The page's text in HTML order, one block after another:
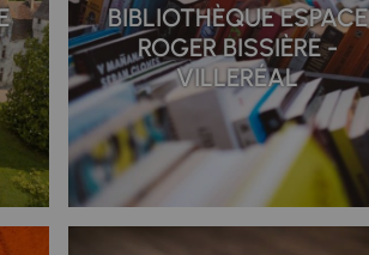
BIBLIOTHÈQUE ESPACE
ROGER BISSIÈRE -
VILLERÉAL